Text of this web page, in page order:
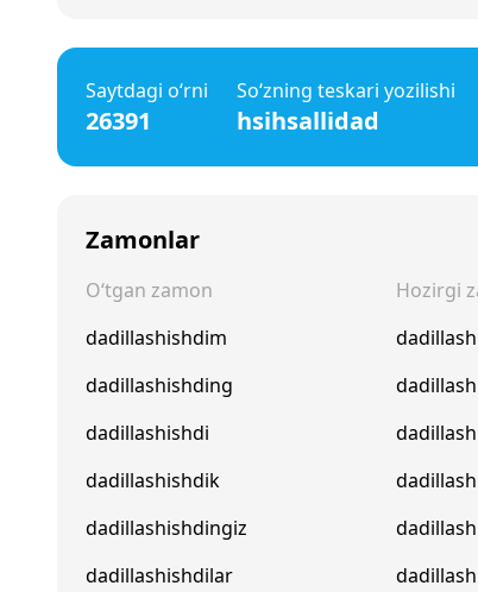
Saytdagi o‘rni
26391
So‘zning teskari yozilishi
hsihsallidad
Zamonlar
O‘tgan zamon
dadillashishdim
dadillashishding
dadillashishdi
dadillashishdik
dadillashishdingiz
dadillashishdilar
Hozirgi